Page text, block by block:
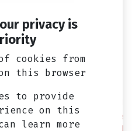
لمبه فانوس امامي LED بعدسه
بروجيكشن
privacy is
cookies from
this browser?
to provide
on this
learn more